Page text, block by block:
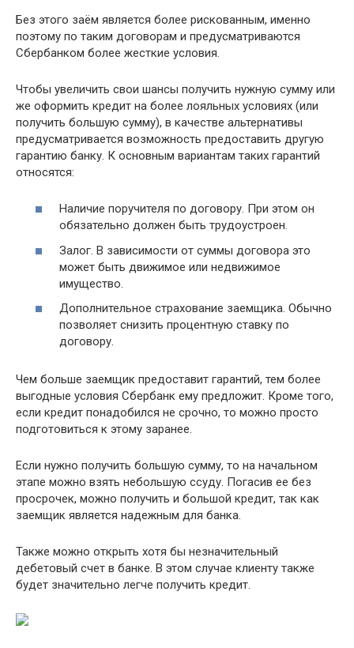
Без этого заём является более рискованным, именно
поэтому по таким договорам и предусматриваются
Сбербанком более жесткие условия.
Чтобы увеличить свои шансы получить нужную сумму или
же оформить кредит на более лояльных условиях (или
получить большую сумму), в качестве альтернативы
предусматривается возможность предоставить другую
гарантию банку. К основным вариантам таких гарантий
относятся:
Наличие поручителя по договору. При этом он
обязательно должен быть трудоустроен.
Залог. В зависимости от суммы договора это
может быть движимое или недвижимое
имущество.
Дополнительное страхование заемщика. Обычно
позволяет снизить процентную ставку по
договору.
Чем больше заемщик предоставит гарантий, тем более
выгодные условия Сбербанк ему предложит. Кроме того,
если кредит понадобился не срочно, то можно просто
подготовиться к этому заранее.
Если нужно получить большую сумму, то на начальном
этапе можно взять небольшую ссуду. Погасив ее без
просрочек, можно получить и большой кредит, так как
заемщик является надежным для банка.
Также можно открыть хотя бы незначительный
дебетовый счет в банке. В этом случае клиенту также
будет значительно легче получить кредит.